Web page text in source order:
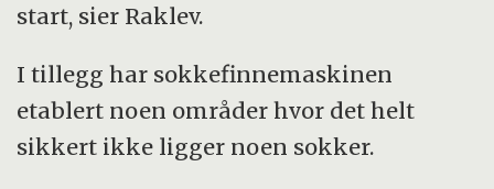
start, sier Raklev.
I tillegg har sokkefinnemaskinen
etablert noen områder hvor det helt
sikkert ikke ligger noen sokker.